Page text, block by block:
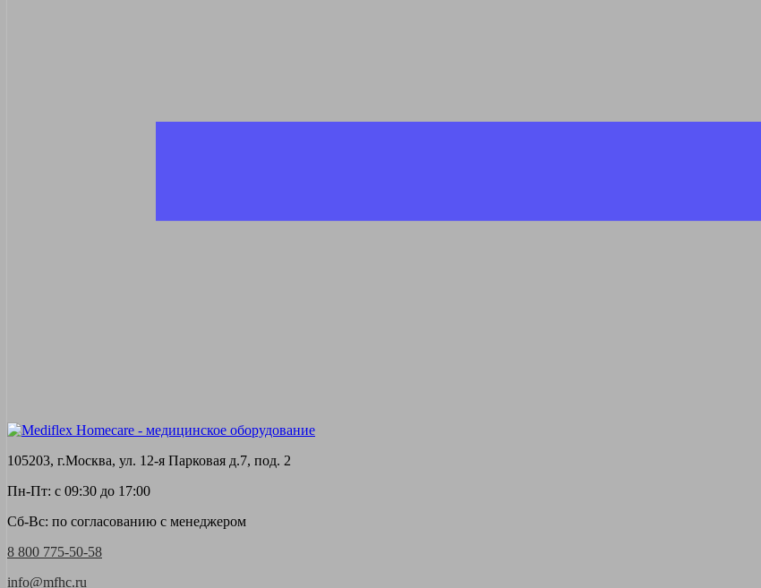
105203, г.Москва, ул. 12-я Парковая д.7, под. 2
Пн-Пт: с 09:30 до 17:00
Сб-Вс: по согласованию с менеджером
8 800 775-50-58
info@mfhc.ru